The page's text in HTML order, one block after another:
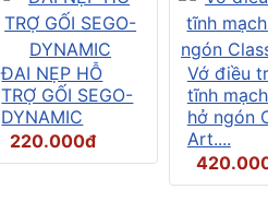
ĐAI NẸP HỖ
TRỢ GỐI SEGO-
DYNAMIC
220.000đ
Vớ điều
tĩnh
hở ngón
Art....